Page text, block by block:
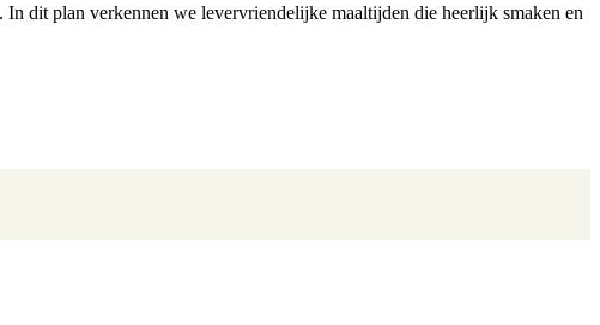
In dit plan verkennen we levervriendelijke maaltijden die heerlijk smaken en